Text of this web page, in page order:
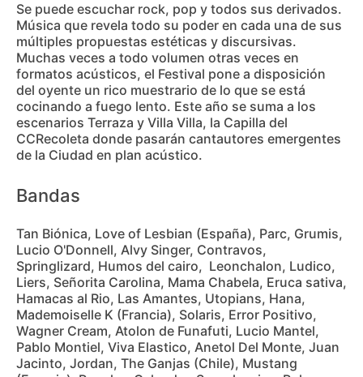
Se puede escuchar rock, pop y todos sus derivados.
Música que revela todo su poder en cada una de sus
múltiples propuestas estéticas y discursivas.
Muchas veces a todo volumen otras veces en
formatos acústicos, el Festival pone a disposición
del oyente un rico muestrario de lo que se está
cocinando a fuego lento. Este año se suma a los
escenarios Terraza y Villa Villa, la Capilla del
CCRecoleta donde pasarán cantautores emergentes
de la Ciudad en plan acústico.
Bandas
Tan Biónica, Love of Lesbian (España), Parc, Grumis,
Lucio O'Donnell, Alvy Singer, Contravos,
Springlizard, Humos del cairo, Leonchalon, Ludico,
Liers, Señorita Carolina, Mama Chabela, Eruca sativa,
Hamacas al Rio, Las Amantes, Utopians, Hana,
Mademoiselle K (Francia), Solaris, Error Positivo,
Wagner Cream, Atolon de Funafuti, Lucio Mantel,
Pablo Montiel, Viva Elastico, Anetol Del Monte, Juan
Jacinto, Jordan, The Ganjas (Chile), Mustang